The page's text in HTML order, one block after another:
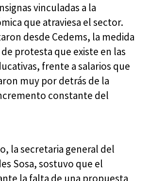
vinculadas a la
que atraviesa el sector.
desde Cedems, la medida
protesta que existe en las
frente a salarios que
muy por detrás de la
constante del
la secretaria general del
Sosa, sostuvo que el
la falta de una propuesta